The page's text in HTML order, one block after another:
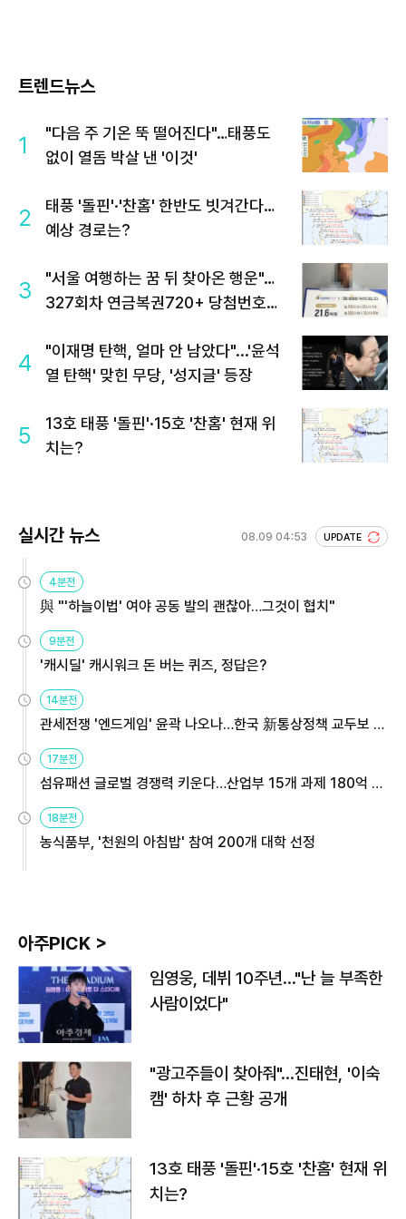
트렌드뉴스
1
"다음 주 기온 뚝 떨어진다"…태풍도
없이 열돔 박살 낸 '이것'
2
태풍 '돌핀'·'찬홈' 한반도 빗겨간다…
예상 경로는?
3
"서울 여행하는 꿈 뒤 찾아온 행운"…
327회차 연금복권720+ 당첨번호조
4
"이재명 탄핵, 얼마 안 남았다"...'윤석
열 탄핵' 맞힌 무당, '성지글' 등장
5
13호 태풍 '돌핀'·15호 '찬홈' 현재 위
치는?
실시간 뉴스 08.09 04:53 UPDATE
4분전
與 "'하늘이법' 여야 공동 발의 괜찮아…그것이 협치"
9분전
'캐시딜' 캐시워크 돈 버는 퀴즈, 정답은?
14분전
관세전쟁 '엔드게임' 윤곽 나오나…한국 新통상정책 교두보 활
용해야
17분전
섬유패션 글로벌 경쟁력 키운다…산업부 15개 과제 180억 지
원
18분전
농식품부, '천원의 아침밥' 참여 200개 대학 선정
아주PICK >
임영웅, 데뷔 10주년…"난 늘 부족한
사람이었다"
"광고주들이 찾아줘"…진태현, '이숙
캠' 하차 후 근황 공개
13호 태풍 '돌핀'·15호 '찬홈' 현재 위
치는?